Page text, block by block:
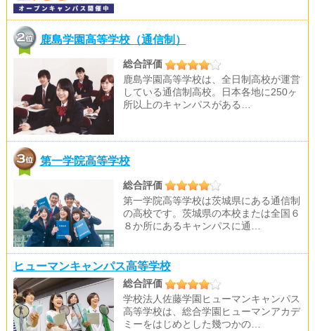
鹿島学園高等学校（通信制）
総合評価
鹿島学園高等学校は、全日制高校が運営
している通信制高校。日本各地に250ヶ
所以上のキャンパスがある…
第一学院高等学校
総合評価
第一学院高等学校は茨城県にある通信制
の高校です。茨城県の本校または全国６
８か所にあるキャンパスに通…
ヒューマンキャンパス高等学校
総合評価
学校法人佐藤学園ヒューマンキャンパス
高等学校は、総合学園ヒューマンアカデ
ミーをはじめとした幾つかの…